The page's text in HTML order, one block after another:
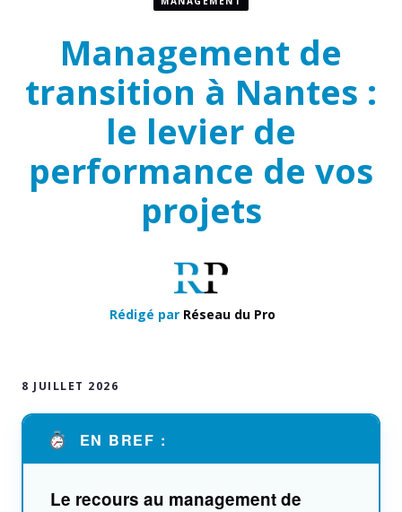
Management de
transition à Nantes :
le levier de
performance de vos
projets
Rédigé par Réseau du Pro
8 JUILLET 2026
EN BREF :
Le recours au management de